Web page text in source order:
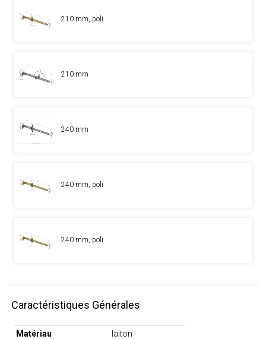
210 mm, poli
210 mm
240 mm
240 mm, poli
240 mm, poli
Caractéristiques Générales
Matériau
laiton